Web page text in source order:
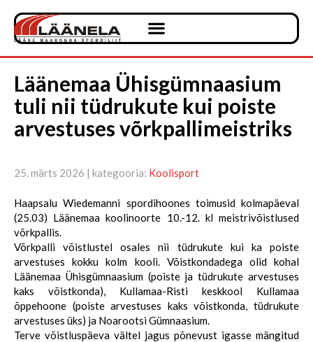
Läänemaa Ühisgümnaasium
tuli nii tüdrukute kui poiste
arvestuses võrkpallimeistriks
25. märts 2026 | kategooria: Koolisport
Haapsalu Wiedemanni spordihoones toimusid kolmapäeval
(25.03) Läänemaa koolinoorte 10.-12. kl meistrivõistlused
võrkpallis.
Võrkpalli võistlustel osales nii tüdrukute kui ka poiste
arvestuses kokku kolm kooli. Võistkondadega olid kohal
Läänemaa Ühisgümnaasium (poiste ja tüdrukute arvestuses
kaks võistkonda), Kullamaa-Risti keskkool Kullamaa
õppehoone (poiste arvestuses kaks võistkonda, tüdrukute
arvestuses üks) ja Noarootsi Gümnaasium.
Terve võistluspäeva vältel jagus põnevust igasse mängitud